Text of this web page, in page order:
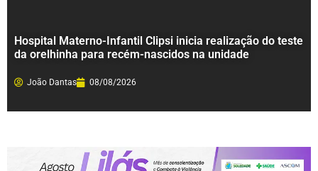
Hospital Materno-Infantil Clipsi inicia realização do teste
da orelhinha para recém-nascidos na unidade
João Dantas 08/08/2026